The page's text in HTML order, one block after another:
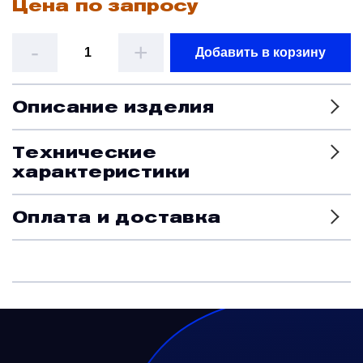
Цена по запросу
- + Добавить в корзину
Описание изделия
Технические
характеристики
Оплата и доставка
Краны и клапаны
Наземное вспомогательное оборудование